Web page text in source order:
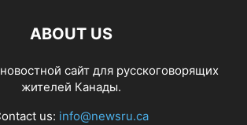
ABOUT US
сайт для русскоговорящих
жителей Канады.
us: info@newsru.ca